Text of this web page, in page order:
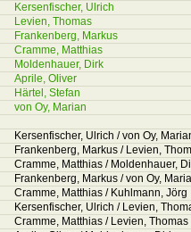
Kersenfischer, Ulrich
Levien, Thomas
Frankenberg, Markus
Cramme, Matthias
Moldenhauer, Dirk
Aprile, Oliver
Härtel, Stefan
von Oy, Marian
Kersenfischer, Ulrich / von Oy,
Frankenberg, Markus / Levien,
Cramme, Matthias / Moldenhauer,
Frankenberg, Markus / von Oy,
Cramme, Matthias / Kuhlmann, Jörg
Kersenfischer, Ulrich / Levien,
Cramme, Matthias / Levien, Thomas